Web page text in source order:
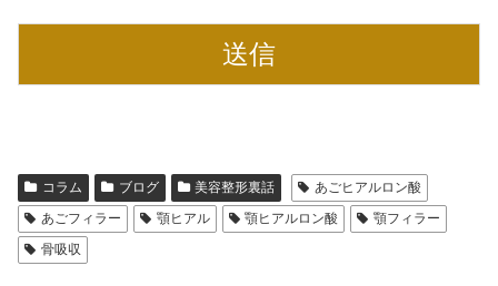
コラム ブログ 美容整形裏話
あごヒアルロン酸
あごフィラー
顎ヒアル 顎ヒアルロン酸
顎フィラー
骨吸収